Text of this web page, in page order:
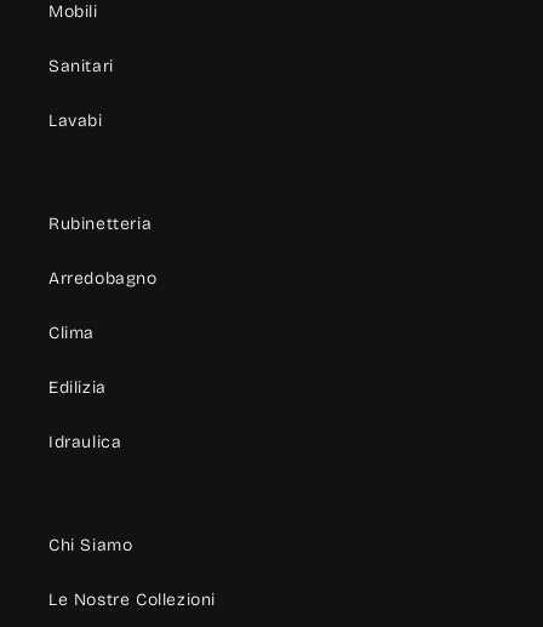
Mobili
Sanitari
Lavabi
Rubinetteria
Arredobagno
Clima
Edilizia
Idraulica
Chi Siamo
Le Nostre Collezioni